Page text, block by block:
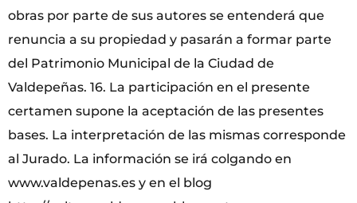
obras por parte de sus autores se entenderá que
renuncia a su propiedad y pasarán a formar parte
del Patrimonio Municipal de la Ciudad de
Valdepeñas. 16. La participación en el presente
certamen supone la aceptación de las presentes
bases. La interpretación de las mismas corresponde
al Jurado. La información se irá colgando en
www.valdepenas.es y en el blog